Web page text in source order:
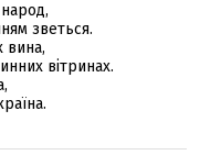
зветься.
вина,
вітринах.